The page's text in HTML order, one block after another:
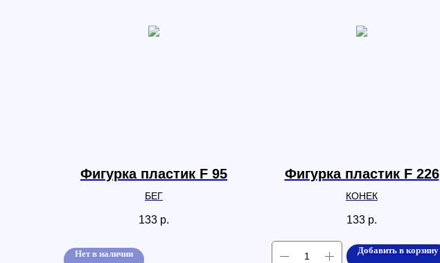
Фигурка пластик F 95
БЕГ
133 р.
Нет в наличии
Фигурка пластик F 226
КОНЕК
133 р.
Добавить в корзину